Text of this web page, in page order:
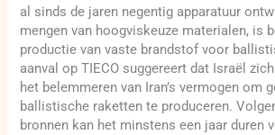
al sinds de jaren negentig apparatuur
mengen van hoogviskeuze materialen, is
productie van vaste brandstof voor
aanval op TIECO suggereert dat Israël
het belemmeren van Iran’s vermogen om
ballistische raketten te produceren.
bronnen kan het minstens een jaar duren